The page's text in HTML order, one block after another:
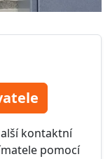
kontaktní
pomocí